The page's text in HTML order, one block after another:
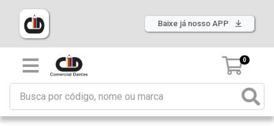
Baixe já nosso APP
0